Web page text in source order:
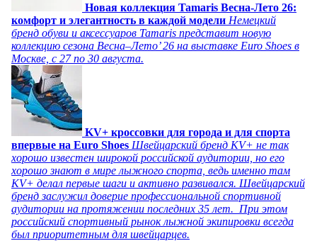
Новая коллекция Tamaris Весна-Лето 26:
комфорт и элегантность в каждой модели Немецкий
бренд обуви и аксессуаров Tamaris представит новую
коллекцию сезона Весна–Лето’ 26 на выставке Euro Shoes в
Москве, с 27 по 30 августа.
KV+ кроссовки для города и для спорта
впервые на Euro Shoes Швейцарский бренд KV+ не так
хорошо известен широкой российской аудитории, но его
хорошо знают в мире лыжного спорта, ведь именно там
KV+ делал первые шаги и активно развивался. Швейцарский
бренд заслужил доверие профессиональной спортивной
аудитории на протяжении последних 35 лет. При этом
российский спортивный рынок лыжной экипировки всегда
был приоритетным для швейцарцев.